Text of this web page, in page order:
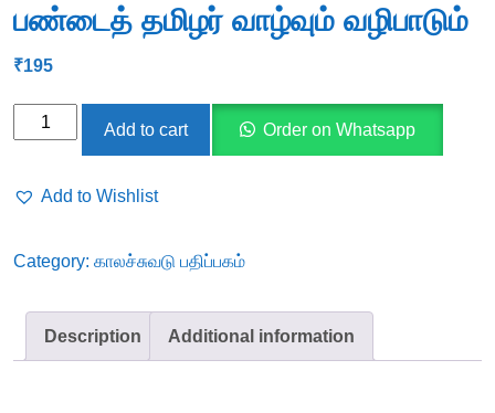
பண்டைத் தமிழர் வாழ்வும் வழிபாடும்
₹195
பண்டைத்
வழிபாடும்
Add to cart Order on Whatsapp
Add to Wishlist
Category: காலச்சுவடு பதிப்பகம்
Description Additional information